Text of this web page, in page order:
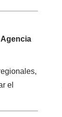
Agencia
el